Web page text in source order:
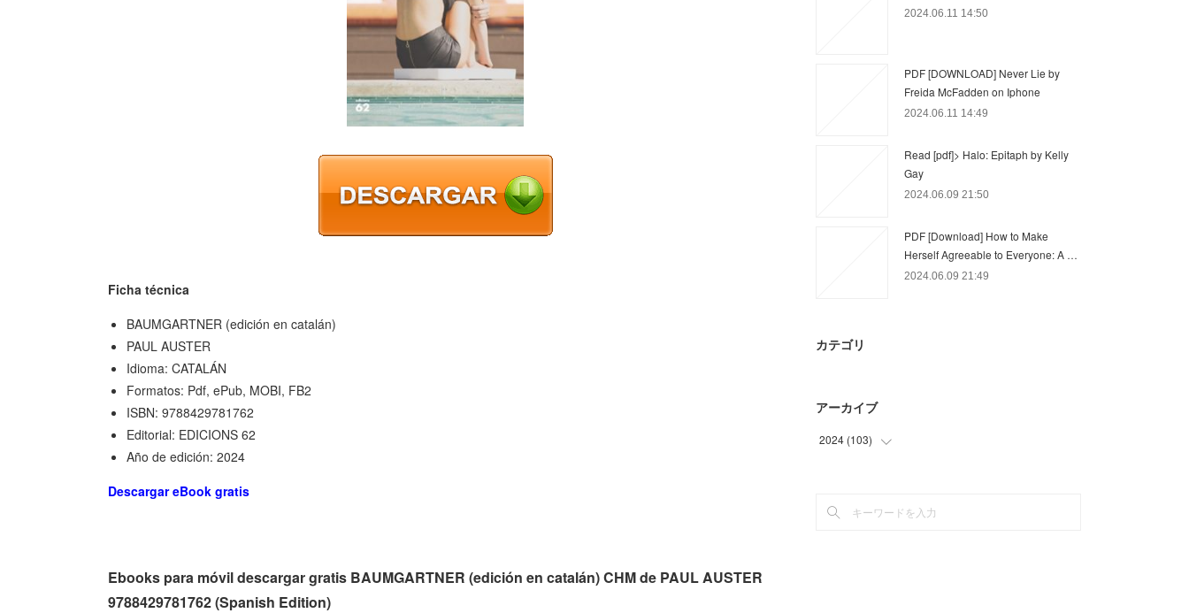
Ficha técnica
BAUMGARTNER (edición en catalán)
PAUL AUSTER
Idioma: CATALÁN
Formatos: Pdf, ePub, MOBI, FB2
ISBN: 9788429781762
Editorial: EDICIONS 62
Año de edición: 2024
Descargar eBook gratis
Ebooks para móvil descargar gratis BAUMGARTNER (edición en catalán) CHM de PAUL AUSTER
9788429781762 (Spanish Edition)
2024.06.11 14:50
PDF [DOWNLOAD] Never Lie by
Freida McFadden on Iphone
2024.06.11 14:49
Read [pdf]> Halo: Epitaph by Kelly
Gay
2024.06.09 21:50
PDF [Download] How to Make
Herself Agreeable to Everyone: A …
2024.06.09 21:49
カテゴリ
アーカイブ
2024 (103)